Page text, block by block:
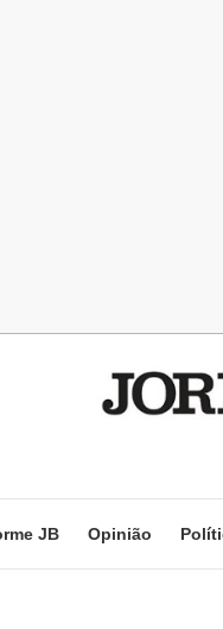
JB Opinião